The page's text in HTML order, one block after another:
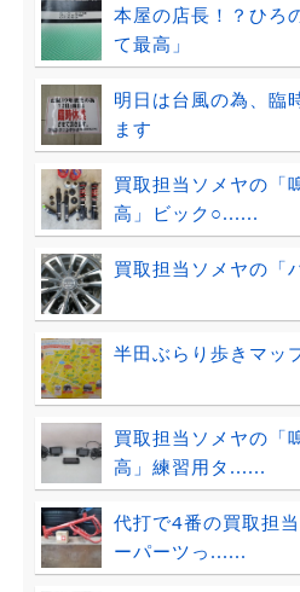
本屋の店長！？ひろ
て最高」
明日は台風の為、臨
ます
買取担当ソメヤの「
高」ビック○......
買取担当ソメヤの「
半田ぶらり歩きマッ
買取担当ソメヤの「
高」練習用タ......
代打で4番の買取担
ーパーツっ......